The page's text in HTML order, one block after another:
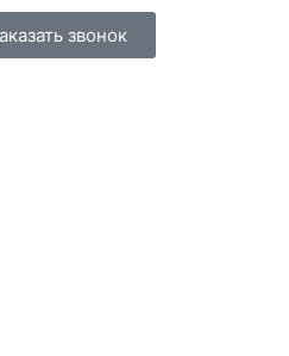
звонок